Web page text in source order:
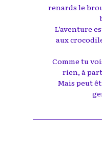
renards le
L’aventure
aux
Comme tu
rien, à
Mais peut